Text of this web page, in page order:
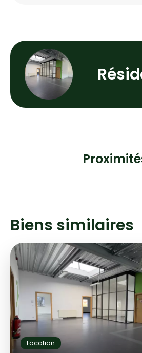
Biens similaires
Location